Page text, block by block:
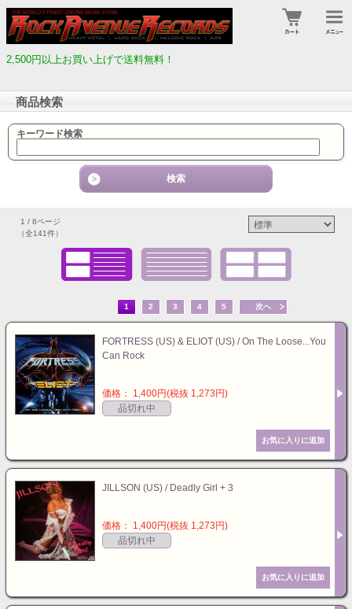
2,500円以上お買い上げで送料無料！
商品検索
キーワード検索
1 / 8ページ
（全141件）
1 2 3 4 5 次へ
FORTRESS (US) & ELIOT (US) / On The Loose...You
Can Rock
価格： 1,400円(税抜 1,273円)
品切れ中
JILLSON (US) / Deadly Girl + 3
価格： 1,400円(税抜 1,273円)
品切れ中